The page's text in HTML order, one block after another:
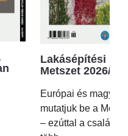
Lakásépítési
Metszet 2026/2.
Európai és magyar
mutatjuk be a
– ezúttal a családi